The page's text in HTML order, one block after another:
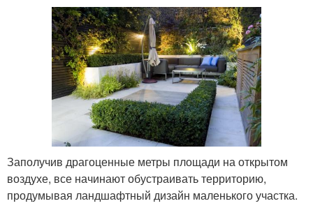
Заполучив драгоценные метры площади на открытом
воздухе, все начинают обустраивать территорию,
продумывая ландшафтный дизайн маленького участка.